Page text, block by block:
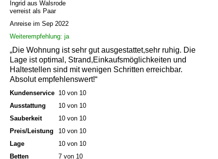
Ingrid aus Walsrode
verreist als Paar
Anreise im Sep 2022
Weiterempfehlung: ja
„Die Wohnung ist sehr gut ausgestattet,sehr ruhig. Die
Lage ist optimal, Strand,Einkaufsmöglichkeiten und
Haltestellen sind mit wenigen Schritten erreichbar.
Absolut empfehlenswert!“
Kundenservice 10 von 10
Ausstattung
10 von 10
Sauberkeit
10 von 10
Preis/Leistung
10 von 10
Lage
10 von 10
Betten
7 von 10